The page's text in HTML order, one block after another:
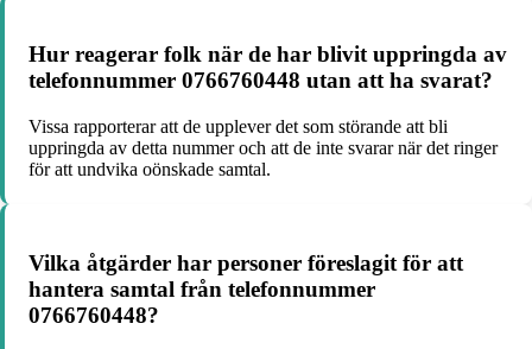
Hur reagerar folk när de har blivit uppringda av
telefonnummer 0766760448 utan att ha svarat?
Vissa rapporterar att de upplever det som störande att bli
uppringda av detta nummer och att de inte svarar när det ringer
för att undvika oönskade samtal.
Vilka åtgärder har personer föreslagit för att
hantera samtal från telefonnummer
0766760448?